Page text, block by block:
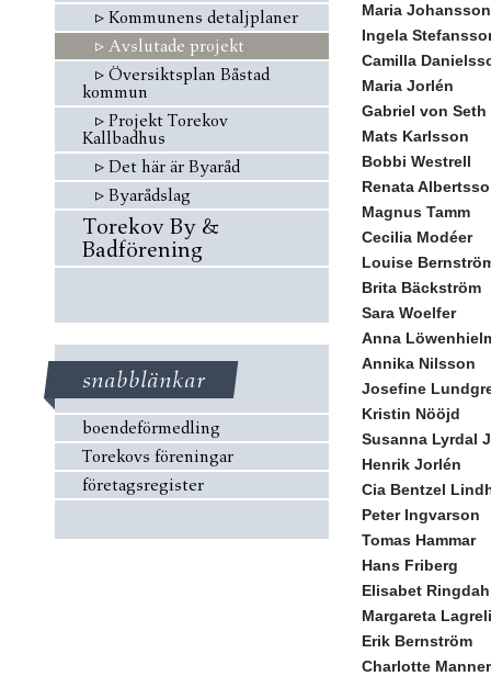
▹ Kommunens detaljplaner
▹ Avslutade projekt
▹ Översiktsplan Båstad
kommun
▹ Projekt Torekov
Kallbadhus
▹ Det här är Byaråd
▹ Byarådslag
Torekov By &
Badförening
snabblänkar
boendeförmedling
Torekovs föreningar
företagsregister
Maria Johansson
Ingela
Camilla
Maria Jorlén
Gabriel von Seth
Mats Karlsson
Bobbi Westrell
Renata
Magnus Tamm
Cecilia Modéer
Louise
Brita Bäckström
Sara Woelfer
Anna
Annika Nilsson
Josefine
Kristin Nööjd
Susanna Lyrdal
Henrik Jorlén
Cia Bentzel
Peter Ingvarson
Tomas Hammar
Hans Friberg
Elisabet
Margareta
Erik Bernström
Charlotte